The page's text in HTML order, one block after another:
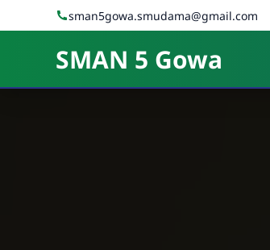
Skip to Contentsman5gowa.smudama@gmail.com
SMAN 5 Gowa